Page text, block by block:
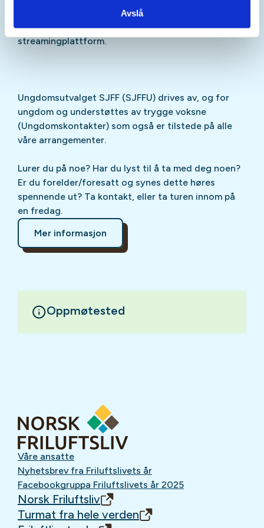
Avslå
påInstagram
TikTokog vår egenpodcastpå din favoritt-
streamingplattform.
Ungdomsutvalget SJFF (SJFFU) drives av, og for
ungdom og understøttes av trygge voksne
(Ungdomskontakter) som også er tilstede på alle
våre arrangementer.
Lurer du på noe? Har du lyst til å ta med deg noen?
Er du forelder/foresatt og synes dette høres
spennende ut? Ta kontakt, eller ta turen innom på
en fredag.
Mer informasjon
Oppmøtested
Våre ansatte
Nyhetsbrev fra Friluftslivets år
Facebookgruppa Friluftslivets år 2025
Norsk Friluftsliv
Turmat fra hele verden